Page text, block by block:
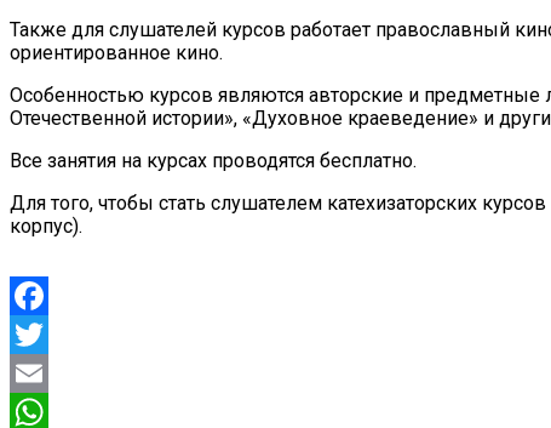
Также для слушателей курсов работает православный
ориентированное кино.
Особенностью курсов являются авторские и предметные
Отечественной истории», «Духовное краеведение» и
Все занятия на курсах проводятся бесплатно.
Для того, чтобы стать слушателем катехизаторских
корпус).
Facebook
Twitter
Email